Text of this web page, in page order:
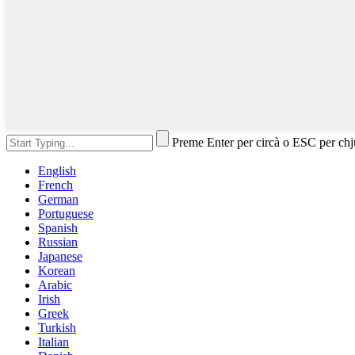
Preme Enter per circà o ESC per
English
French
German
Portuguese
Spanish
Russian
Japanese
Korean
Arabic
Irish
Greek
Turkish
Italian